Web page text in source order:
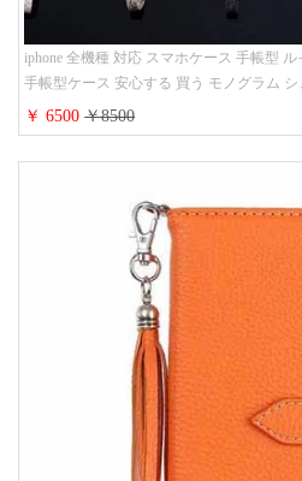
iphone 全機種 対応 スマホケース 手帳型 ル
手帳型ケース 安心する 買う モノグラム
16/16promaxスマホケース 手帳 多機能 グッ
人 レディース メンズ ストラップ付き
￥ 6500￥8500